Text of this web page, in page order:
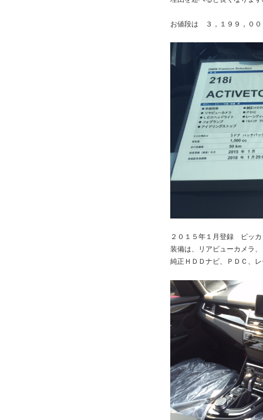
お値段は ３，１９９，００
２０１５年１月登録 ピッ
装備は、リアビューカメラ
純正ＨＤＤナビ、ＰＤＣ、